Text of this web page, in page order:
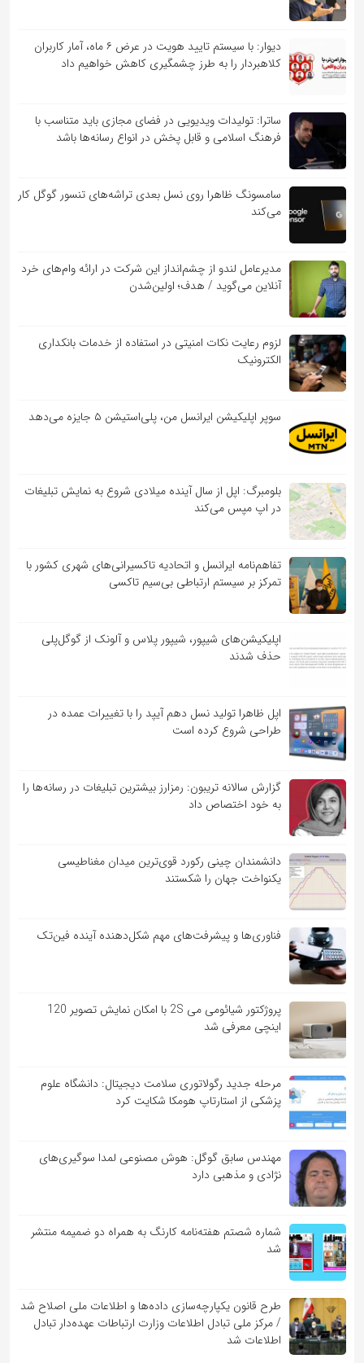
دیوار: با سیستم تایید هویت در عرض ۶ ماه، آمار کاربران
کلاهبردار را به طرز چشمگیری کاهش خواهیم داد
ساترا: تولیدات ویدیویی در فضای مجازی باید متناسب با
فرهنگ اسلامی و قابل پخش در انواع رسانه‌ها باشد
سامسونگ ظاهرا روی نسل بعدی تراشه‌های تنسور گوگل کار
می‌کند
مدیرعامل لندو از چشم‌انداز این شرکت در ارائه وام‌های خرد
آنلاین می‌گوید / هدف؛ اولین‌شدن
لزوم رعایت نکات امنیتی در استفاده از خدمات بانکداری
الکترونیک
سوپر اپلیکیشن ایرانسل من، پلی‌استیشن ۵ جایزه می‌دهد
بلومبرگ: اپل از سال آینده میلادی شروع به نمایش تبلیغات
در اپ مپس می‌کند
تفاهم‌نامه‌ ایرانسل و اتحادیه تاکسیرانی‌های شهری کشور با
تمرکز بر سیستم ارتباطی بی‌سیم تاکسی
اپلیکیشن‌های شیپور، شیپور پلاس و آلونک از گوگل‌پلی
حذف شدند
اپل ظاهرا تولید نسل دهم آیپد را با تغییرات عمده در
طراحی شروع کرده است
گزارش سالانه تریبون: رمزارز بیشترین تبلیغات در رسانه‌ها را
به خود اختصاص داد
دانشمندان چینی رکورد قوی‌ترین میدان مغناطیسی
یکنواخت جهان را شکستند
فناوری‌ها و پیشرفت‌های مهم شکل‌دهنده آینده فین‌تک
پروژکتور شیائومی می 2S با امکان نمایش تصویر 120
اینچی معرفی شد
مرحله جدید رگولاتوری سلامت دیجیتال: دانشگاه علوم
پزشکی از استارتاپ هومکا شکایت کرد
مهندس سابق گوگل: هوش مصنوعی لمدا سوگیری‌های
نژادی و مذهبی دارد
شماره شصتم هفته‌نامه کارنگ به همراه دو ضمیمه منتشر
شد
طرح قانون یکپارچه‌سازی داده‌ها و اطلاعات ملی اصلاح شد
/ مرکز ملی تبادل اطلاعات وزارت ارتباطات عهده‌دار تبادل
اطلاعات شد